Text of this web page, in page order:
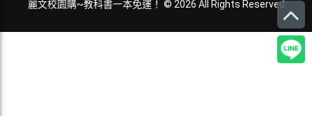
麗文校園購~教科書一本免運！ © 2026 All Rights Reserved